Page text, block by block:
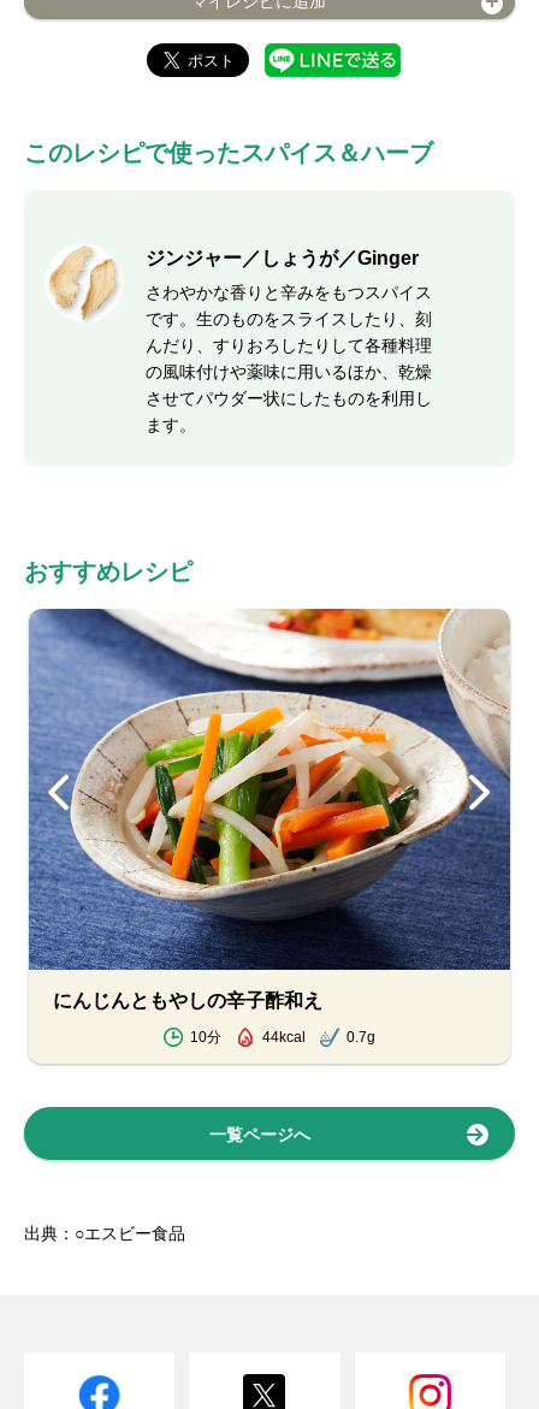
このレシピで使ったスパイス＆ハーブ
ジンジャー／しょうが／Ginger
さわやかな香りと辛みをもつスパイス
です。生のものをスライスしたり、刻
んだり、すりおろしたりして各種料理
の風味付けや薬味に用いるほか、乾燥
させてパウダー状にしたものを利用し
ます。
おすすめレシピ
にんじんともやしの辛子酢和え
10分 44kcal 0.7g
一覧ページへ
出典：○エスビー食品